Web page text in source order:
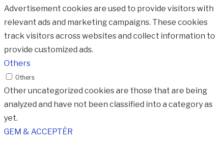
Advertisement cookies are used to provide visitors with
relevant ads and marketing campaigns. These cookies
track visitors across websites and collect information to
provide customized ads.
Others
Others
Other uncategorized cookies are those that are being
analyzed and have not been classified into a category as
yet.
GEM & ACCEPTÈR